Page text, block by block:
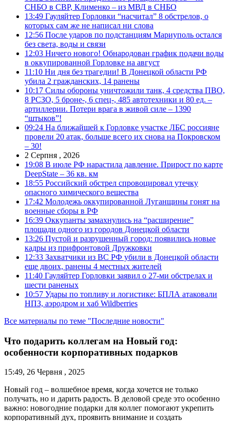
СНБО в СВР, Клименко – из МВД в СНБО
13:49 Гауляйтер Горловки “насчитал” 8 обстрелов, о
которых сам же не написал ни слова
12:56 После ударов по подстанциям Мариуполь остался
без света, воды и связи
12:03 Ничего нового! Обнародован график подачи воды
в оккупированной Горловке на август
11:10 Ни дня без трагедии! В Донецкой области РФ
убила 2 гражданских, 14 ранены
10:17 Силы обороны уничтожили танк, 4 средства ПВО,
8 РСЗО, 5 броне-, 6 спец-, 485 автотехники и 80 ед. –
артиллерии. Потери врага в живой силе – 1390
“штыков”!
09:24 На ближайшей к Горловке участке ЛБС россияне
провели 20 атак, больше всего их снова на Покровском
– 30!
2 Серпня , 2026
19:08 В июле РФ нарастила давление. Прирост по карте
DeepState – 36 кв. км
18:55 Российский обстрел спровоцировал утечку
опасного химического вещества
17:42 Молодежь оккупированной Луганщины гонят на
военные сборы в РФ
16:39 Оккупанты замахнулись на “расширение”
площади одного из городов Донецкой области
13:26 Пустой и разрушенный город: появились новые
кадры из прифронтовой Дружковки
12:33 Захватчики из ВС РФ убили в Донецкой области
еще двоих, ранены 4 местных жителей
11:40 Гауляйтер Горловки заявил о 27-ми обстрелах и
шести раненых
10:57 Удары по топливу и логистике: БПЛА атаковали
НПЗ, аэродром и хаб Wildberries
Все материалы по теме "Последние новости"
Что подарить коллегам на Новый год:
особенности корпоративных подарков
15:49, 26 Червня , 2025
Новый год – волшебное время, когда хочется не только
получать, но и дарить радость. В деловой среде это особенно
важно: новогодние подарки для коллег помогают укрепить
корпоративный дух, проявить внимание и создать